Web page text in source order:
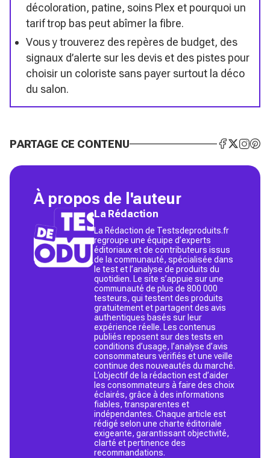
décoloration, patine, soins Plex et pourquoi un
tarif trop bas peut abîmer la fibre.
Vous y trouverez des repères de budget, des
signaux d’alerte sur les devis et des pistes pour
choisir un coloriste sans payer surtout la déco
du salon.
PARTAGE CE CONTENU
À propos de l'auteur
La Rédaction
La Rédaction de Testsdeproduits.fr
regroupe une équipe d’experts
éditoriaux et de contributeurs issus
de la communauté, spécialisée dans
le test et l’analyse de produits du
quotidien. Le site s’appuie sur une
communauté de plus de 800 000
testeurs, qui testent des produits
gratuitement et partagent des avis
authentiques basés sur leur
expérience réelle. Les contenus
publiés reposent sur des tests en
conditions d’usage, l’analyse d’avis
consommateurs vérifiés et une veille
continue des nouveautés du marché.
L’objectif de la rédaction est d’aider
les consommateurs à faire des choix
éclairés, grâce à des informations
fiables, transparentes et
indépendantes. Chaque article est
rédigé selon une charte éditoriale
exigeante, garantissant objectivité,
clarté et pertinence des
recommandations.